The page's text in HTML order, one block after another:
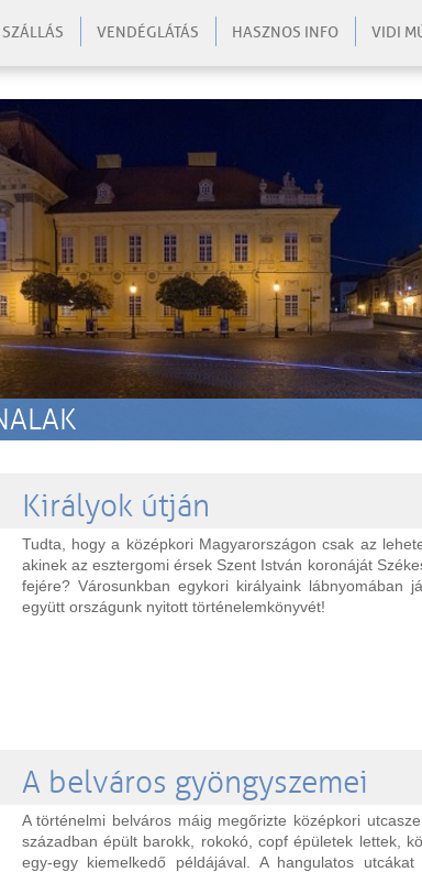
SZÁLLÁS VENDÉGLÁTÁS HASZNOS INFO VIDI
Királyok útján
Tudta, hogy a középkori Magyarországon csak az
akinek az esztergomi érsek Szent István koronáját
fejére? Városunkban egykori királyaink lábnyomában
együtt országunk nyitott történelemkönyvét!
A belváros gyöngyszemei
A történelmi belváros máig megőrizte középkori
században épült barokk, rokokó, copf épületek lettek,
egy-egy kiemelkedő példájával. A hangulatos